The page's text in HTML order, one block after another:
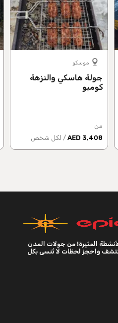
موسكو
جولة هاسكي والنزهة
كومبو
من
3,408 AED
/ لكل شخص
المثيرة! من جولات المدن
اكتشف واحجز لحظات لا تُنسى بكل